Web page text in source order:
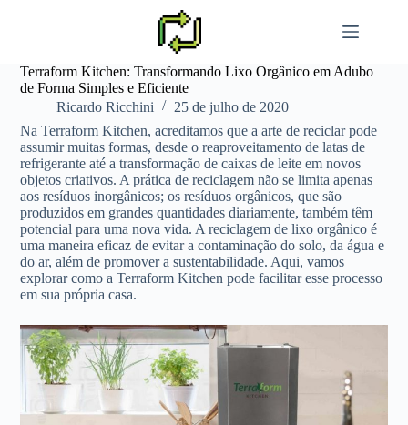
Terraform Kitchen: Transformando Lixo Orgânico em Adubo
de Forma Simples e Eficiente
Ricardo Ricchini
25 de julho de 2020
Na Terraform Kitchen, acreditamos que a arte de reciclar pode
assumir muitas formas, desde o reaproveitamento de latas de
refrigerante até a transformação de caixas de leite em novos
objetos criativos. A prática de reciclagem não se limita apenas
aos resíduos inorgânicos; os resíduos orgânicos, que são
produzidos em grandes quantidades diariamente, também têm
potencial para uma nova vida. A reciclagem de lixo orgânico é
uma maneira eficaz de evitar a contaminação do solo, da água e
do ar, além de promover a sustentabilidade. Aqui, vamos
explorar como a Terraform Kitchen pode facilitar esse processo
em sua própria casa.